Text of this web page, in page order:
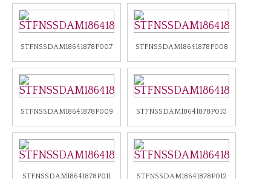
STFNSSDAM18641878P007 STFNSSDAM18641878P008
STFNSSDAM18641878P009 STFNSSDAM18641878P010
STFNSSDAM18641878P011 STFNSSDAM18641878P012